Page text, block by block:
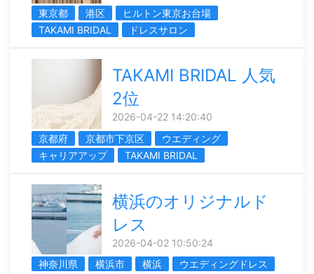
東京都
港区
ヒルトン東京お台場
TAKAMI BRIDAL
ドレスサロン
TAKAMI BRIDAL 人気
2位
2026-04-22 14:20:40
京都府
京都市下京区
ウエディング
キャリアアップ
TAKAMI BRIDAL
横浜のオリジナルド
レス
2026-04-02 10:50:24
神奈川県
横浜市 横浜
ウエディングドレス